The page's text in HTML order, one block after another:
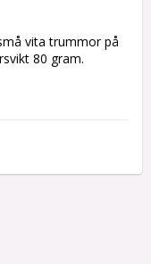
vita trummor på
80 gram.